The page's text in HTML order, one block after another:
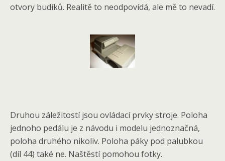
otvory budíků. Realitě to neodpovídá, ale mě to nevadí.
Druhou záležitostí jsou ovládací prvky stroje. Poloha
jednoho pedálu je z návodu i modelu jednoznačná,
poloha druhého nikoliv. Poloha páky pod palubkou
(díl 44) také ne. Naštěstí pomohou fotky.